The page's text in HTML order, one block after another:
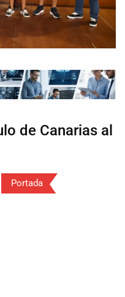
de Canarias al
Portada